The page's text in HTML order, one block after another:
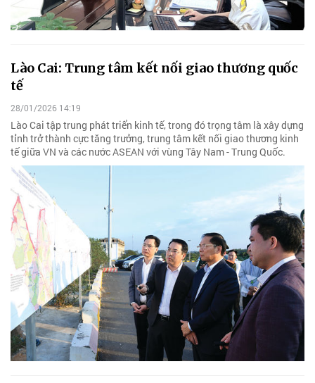
Lào Cai: Trung tâm kết nối giao thương quốc
tế
28/01/2026 14:19
Lào Cai tập trung phát triển kinh tế, trong đó trọng tâm là xây dựng
tỉnh trở thành cực tăng trưởng, trung tâm kết nối giao thương kinh
tế giữa VN và các nước ASEAN với vùng Tây Nam - Trung Quốc.